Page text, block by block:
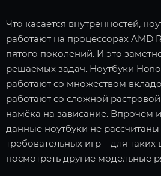
Что касается внутренностей,
работают на процессорах AMD
пятого поколений. И это
решаемых задач. Ноутбуки
работают со множеством
работают со сложной
намёка на зависание. Впрочем
данные ноутбуки не рассчитаны
требовательных игр – для таких
посмотреть другие модельные